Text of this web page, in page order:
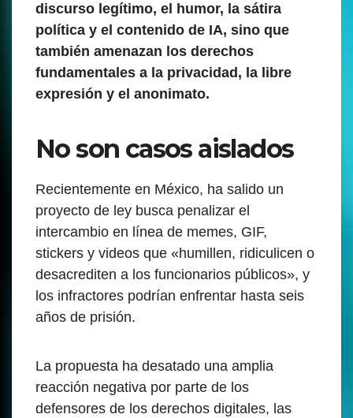
discurso legítimo, el humor, la sátira
política y el contenido de IA, sino que
también amenazan los derechos
fundamentales a la privacidad, la libre
expresión y el anonimato.
No son casos aislados
Recientemente en México, ha salido un
proyecto de ley busca penalizar el
intercambio en línea de memes, GIF,
stickers y videos que «humillen, ridiculicen o
desacrediten a los funcionarios públicos», y
los infractores podrían enfrentar hasta seis
años de prisión.
La propuesta ha desatado una amplia
reacción negativa por parte de los
defensores de los derechos digitales, las